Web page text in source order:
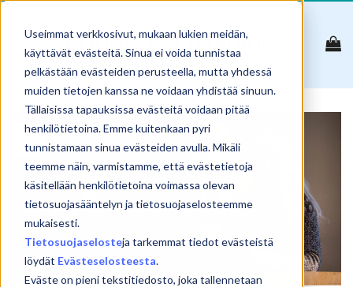
Useimmat verkkosivut, mukaan lukien meidän,
käyttävät evästeitä. Sinua ei voida tunnistaa
pelkästään evästeiden perusteella, mutta yhdessä
muiden tietojen kanssa ne voidaan yhdistää sinuun.
Tällaisissa tapauksissa evästeitä voidaan pitää
henkilötietoina. Emme kuitenkaan pyri
tunnistamaan sinua evästeiden avulla. Mikäli
teemme näin, varmistamme, että evästetietoja
käsitellään henkilötietoina voimassa olevan
tietosuojasääntelyn ja tietosuojaselosteemme
mukaisesti.
Tietosuojaselosteja tarkemmat tiedot evästeistä
löydät Evästeselosteesta.
Eväste on pieni tekstitiedosto, joka tallennetaan
Skip
content
26
tammi